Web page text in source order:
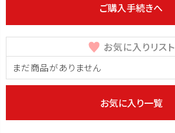
ご購入手続きへ
お気に入りリスト
まだ商品がありません
お気に入り一覧